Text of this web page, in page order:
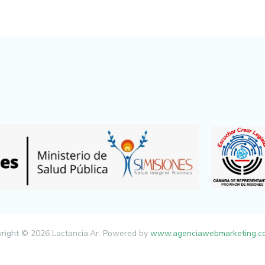
© 2026 Lactancia.Ar. Powered by